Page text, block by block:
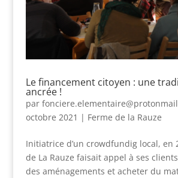
Le financement citoyen : une
ancrée !
par
octobre 2021 | Ferme de la Rauze
Initiatrice d’un crowdfundig local, en
de La Rauze faisait appel à ses
des aménagements et acheter du